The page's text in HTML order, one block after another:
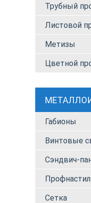
Трубный
Листовой
Метизы
Цветной
Габионы
Винтовые
Сэндвич-
Профнастил
Сетка